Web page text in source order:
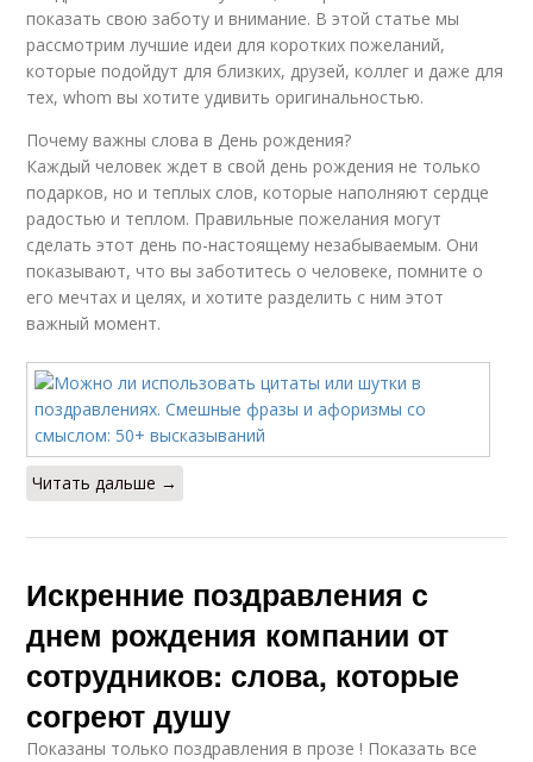
показать свою заботу и внимание. В этой статье мы
рассмотрим лучшие идеи для коротких пожеланий,
которые подойдут для близких, друзей, коллег и даже для
тех, whom вы хотите удивить оригинальностью.
Почему важны слова в День рождения?
Каждый человек ждет в свой день рождения не только
подарков, но и теплых слов, которые наполняют сердце
радостью и теплом. Правильные пожелания могут
сделать этот день по-настоящему незабываемым. Они
показывают, что вы заботитесь о человеке, помните о
его мечтах и целях, и хотите разделить с ним этот
важный момент.
Читать дальше →
Искренние поздравления с
днем рождения компании от
сотрудников: слова, которые
согреют душу
Показаны только поздравления в прозе ! Показать все